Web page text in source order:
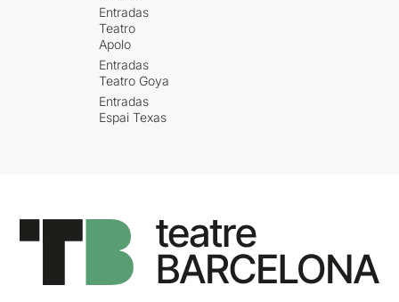
Entradas
Teatro
Apolo
Entradas
Teatro Goya
Entradas
Espai Texas